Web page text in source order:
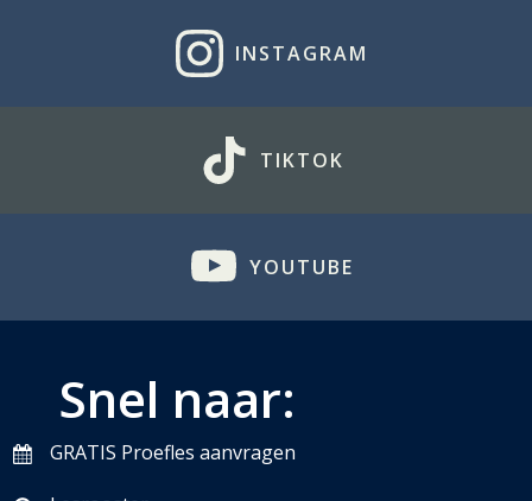
INSTAGRAM
TIKTOK
YOUTUBE
Snel naar:
GRATIS Proefles aanvragen